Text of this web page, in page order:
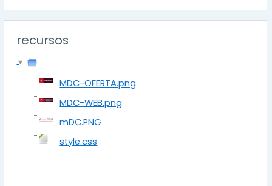
recursos
MDC-OFERTA.png
MDC-WEB.png
mDC.PNG
style.css